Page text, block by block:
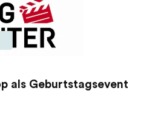
als Geburtstagsevent